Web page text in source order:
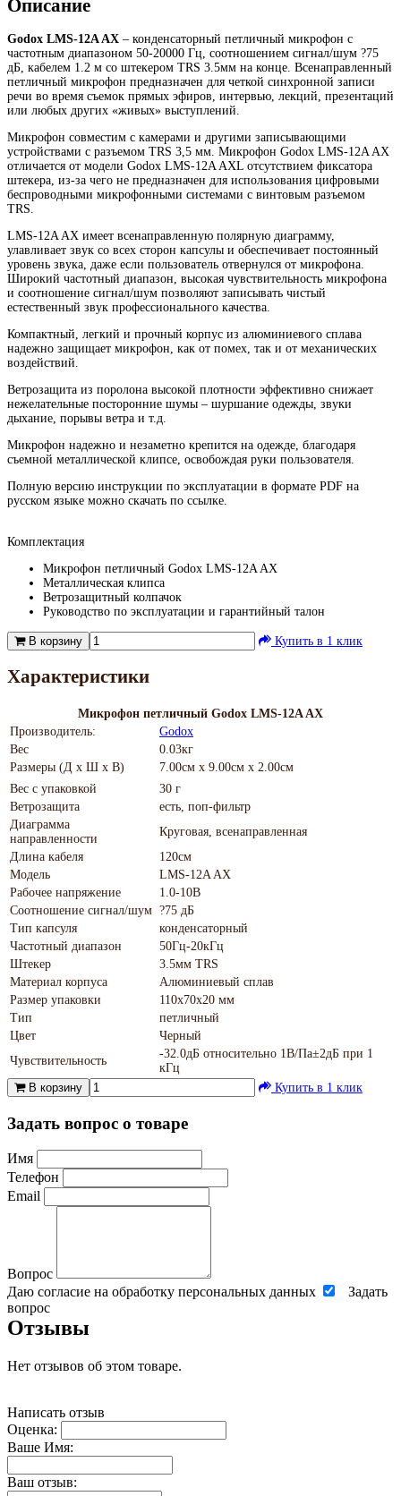
Описание
Godox LMS-12A AX – конденсаторный петличный микрофон с
частотным диапазоном 50-20000 Гц, соотношением сигнал/шум ?75
дБ, кабелем 1.2 м со штекером TRS 3.5мм на конце. Всенаправленный
петличный микрофон предназначен для четкой синхронной записи
речи во время съемок прямых эфиров, интервью, лекций, презентаций
или любых других «живых» выступлений.
Микрофон совместим c камерами и другими записывающими
устройствами с разъемом TRS 3,5 мм. Микрофон Godox LMS-12A AX
отличается от модели Godox LMS-12A AXL отсутствием фиксатора
штекера, из-за чего не предназначен для использования цифровыми
беспроводными микрофонными системами с винтовым разъемом
TRS.
LMS-12A AX имеет всенаправленную полярную диаграмму,
улавливает звук со всех сторон капсулы и обеспечивает постоянный
уровень звука, даже если пользователь отвернулся от микрофона.
Широкий частотный диапазон, высокая чувствительность микрофона
и соотношение сигнал/шум позволяют записывать чистый
естественный звук профессионального качества.
Компактный, легкий и прочный корпус из алюминиевого сплава
надежно защищает микрофон, как от помех, так и от механических
воздействий.
Ветрозащита из поролона высокой плотности эффективно снижает
нежелательные посторонние шумы – шуршание одежды, звуки
дыхание, порывы ветра и т.д.
Микрофон надежно и незаметно крепится на одежде, благодаря
съемной металлической клипсе, освобождая руки пользователя.
Полную версию инструкции по эксплуатации в формате PDF на
русском языке можно скачать по ссылке.
Комплектация
Микрофон петличный Godox LMS-12A AX
Металлическая клипса
Ветрозащитный колпачок
Руководство по эксплуатации и гарантийный талон
В корзину Купить в 1 клик
Характеристики
Микрофон петличный Godox LMS-12A AX
Производитель:
Godox
Вес
0.03кг
Размеры (Д х Ш х В)
7.00см x 9.00см x 2.00см
Вес с упаковкой
30 г
Ветрозащита
есть, поп-фильтр
Диаграмма
направленности
Круговая, всенаправленная
Длина кабеля
120см
Модель
LMS-12A AX
Рабочее напряжение
1.0-10В
Соотношение сигнал/шум ?75 дБ
Тип капсуля
конденсаторный
Частотный диапазон
50Гц-20кГц
Штекер
3.5мм TRS
Материал корпуса
Алюминиевый сплав
Размер упаковки
110х70х20 мм
Тип
петличный
Цвет
Черный
Чувствительность
-32.0дБ относительно 1В/Па±2дБ при 1
кГц
В корзину
Купить в 1 клик
Задать вопрос о товаре
Имя
Телефон
Email
Вопрос
Даю согласие на обработку персональных данных
Задать
вопрос
Отзывы
Нет отзывов об этом товаре.
Написать отзыв
Оценка:
Ваше Имя:
Ваш отзыв: